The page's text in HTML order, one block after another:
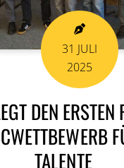
31 JULI
2025
DEN
TALENTE